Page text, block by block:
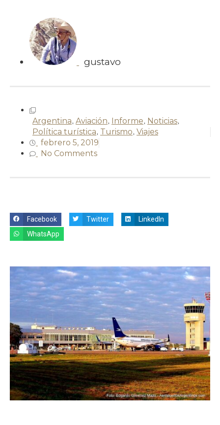
gustavo
Argentina, Aviación, Informe, Noticias,
Política turística, Turismo, Viajes
febrero 5, 2019
No Comments
Facebook Twitter
LinkedIn
WhatsApp